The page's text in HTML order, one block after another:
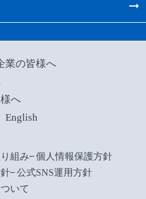
業の皆様へ
へ
English
組み
個人情報保護方針
公式SNS運用方針
いて